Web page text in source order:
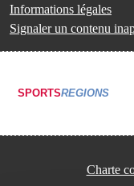
Informations légales
Signaler un contenu
SPORTSREGIONS
Charte